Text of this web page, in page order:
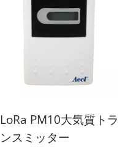
LoRa PM10大気質トラ
ンスミッター